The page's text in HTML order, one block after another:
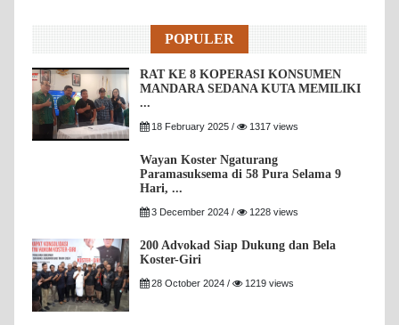
POPULER
RAT KE 8 KOPERASI KONSUMEN
MANDARA SEDANA KUTA MEMILIKI
...
18 February 2025 / 1317 views
Wayan Koster Ngaturang
Paramasuksema di 58 Pura Selama 9
Hari, ...
3 December 2024 / 1228 views
200 Advokad Siap Dukung dan Bela
Koster-Giri
28 October 2024 / 1219 views